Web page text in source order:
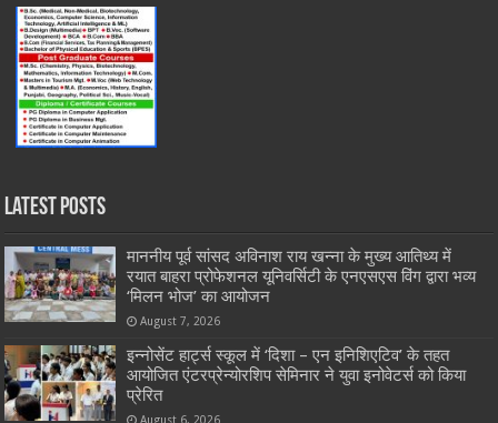
Latest Posts
माननीय पूर्व सांसद अविनाश राय खन्ना के मुख्य आतिथ्य में
रयात बाहरा प्रोफेशनल यूनिवर्सिटी के एनएसएस विंग द्वारा भव्य
‘मिलन भोज’ का आयोजन
August 7, 2026
इन्नोसेंट हार्ट्स स्कूल में ‘दिशा – एन इनिशिएटिव’ के तहत
आयोजित एंटरप्रेन्योरशिप सेमिनार ने युवा इनोवेटर्स को किया
प्रेरित
August 6, 2026